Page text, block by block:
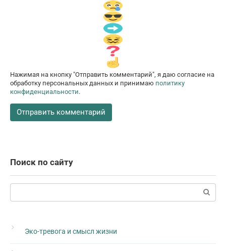
Нажимая на кнопку "Отправить комментарий", я даю согласие на
обработку персональных данных и принимаю политику
конфиденциальности.
Поиск по сайту
Поиск:
Эко-тревога и смысл жизни